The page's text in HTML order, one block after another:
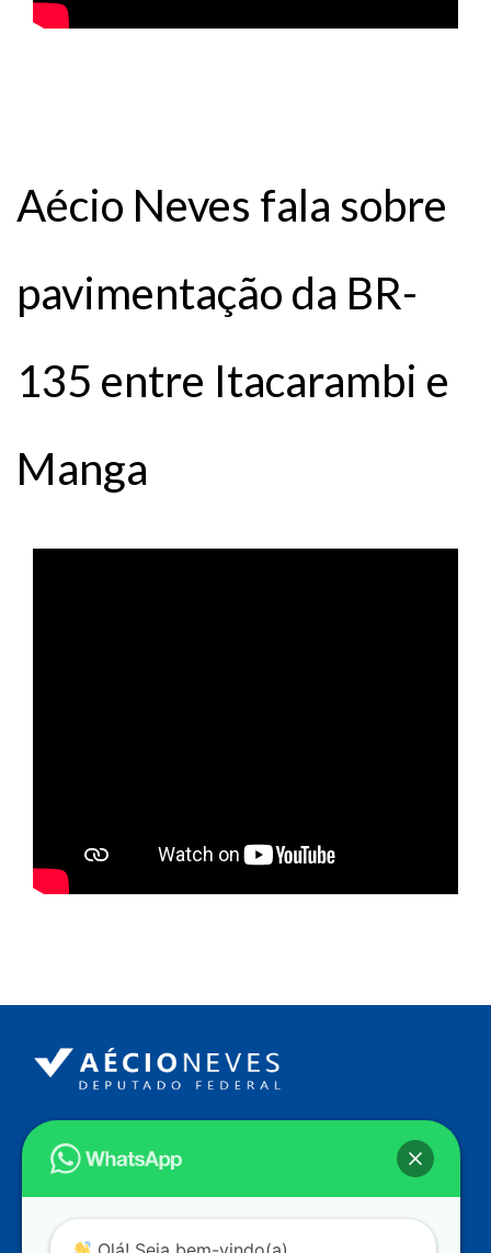
Aécio Neves fala sobre
pavimentação da BR-
135 entre Itacarambi e
Manga
Endereço
Câmara dos Deputados
Ed. Principal, Ala C – Gabinete
Contato